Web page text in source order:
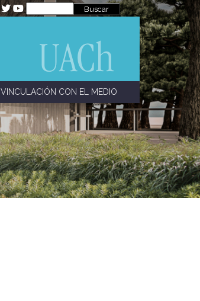
VINCULACIÓN CON EL MEDIO